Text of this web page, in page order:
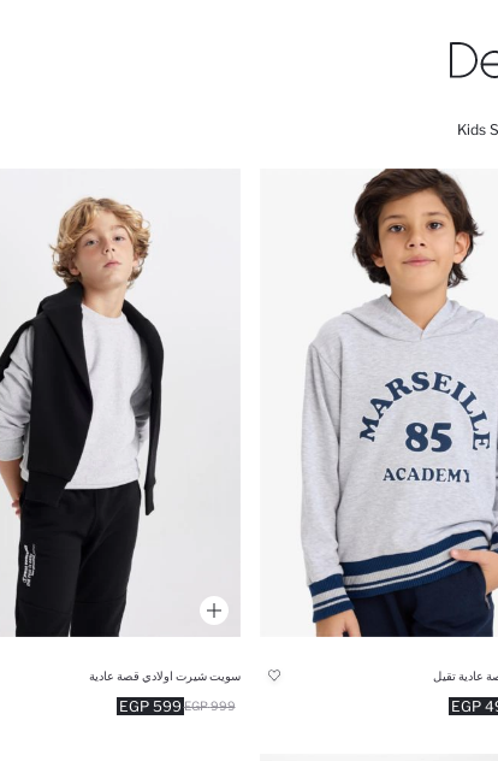
Kids
عادية تقيل سويت شيرت اولادي قصة عادية
599 EGP 999 EGP